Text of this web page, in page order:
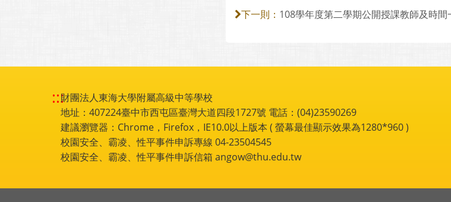
下一則： 108學年度第二學期公開授課教師及時間
:::財團法人東海大學附屬高級中等學校
地址：407224臺中市西屯區臺灣大道四段1727號 電話：(04)23590269
建議瀏覽器：Chrome，Firefox，IE10.0以上版本 ( 螢幕最佳顯示效果為1280*960 )
校園安全、霸凌、性平事件申訴專線 04-23504545
校園安全、霸凌、性平事件申訴信箱 angow@thu.edu.tw